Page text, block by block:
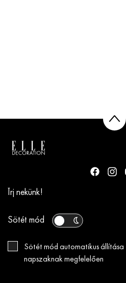
Írj nekünk!
Sötét mód
Sötét mód automatikus állítása
napszaknak megfelelően